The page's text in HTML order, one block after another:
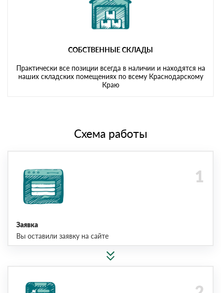
СОБСТВЕННЫЕ СКЛАДЫ
Практически все позиции всегда в наличии и находятся на
наших складских помещениях по всему Краснодарскому
Краю
Схема работы
Заявка
Вы оставили заявку на сайте